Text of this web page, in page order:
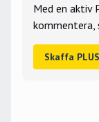
Med en aktiv
kommentera,
Skaffa PLUS